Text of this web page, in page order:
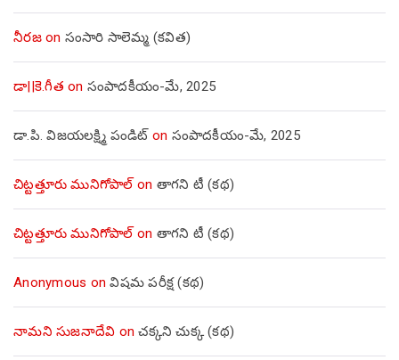
నీరజon సంసారి సాలెమ్మ (కవిత)
డా||కె.గీత on సంపాదకీయం-మే, 2025
డా.పి. విజయలక్ష్మి పండిట్ on సంపాదకీయం-మే, 2025
చిట్టత్తూరు మునిగోపాల్on తాగని టీ (కథ)
చిట్టత్తూరు మునిగోపాల్on తాగని టీ (కథ)
Anonymous onవిషమ పరీక్ష (క‌థ‌)
నామని సుజనాదేవి onచక్కని చుక్క (కథ)